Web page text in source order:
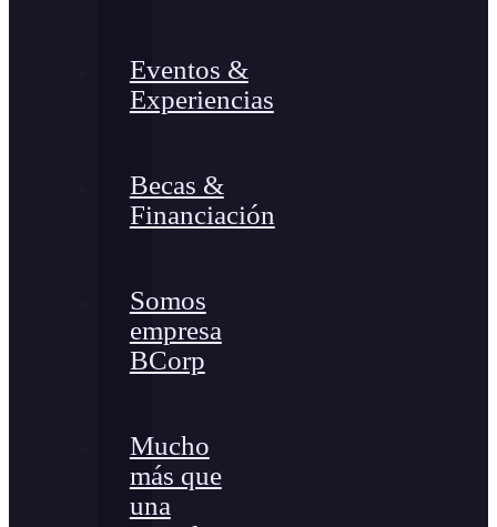
Eventos &
Experiencias
Becas &
Financiación
Somos
empresa
BCorp
Mucho
más que
una